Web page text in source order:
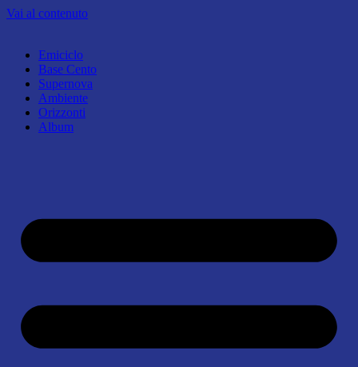
Vai al contenuto
Emiciclo
Base Cento
Supernova
Ambiente
Orizzonti
Album